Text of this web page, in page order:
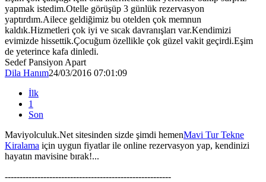
yapmak istedim.Otelle görüşüp 3 günlük rezervasyon
yaptırdım.Ailece geldiğimiz bu otelden çok memnun
kaldık.Hizmetleri çok iyi ve sıcak davranışları var.Kendimizi
evimizde hissettik.Çocuğum özellikle çok güzel vakit geçirdi.Eşim
de yeterince kafa dinledi.
Sedef Pansiyon Apart
Dila Hanım24/03/2016 07:01:09
İlk
1
Son
Maviyolculuk.Net sitesinden sizde şimdi hemenMavi Tur Tekne
Kiralama için uygun fiyatlar ile online rezervasyon yap, kendinizi
hayatın mavisine bırak!...
--------------------------------------------------------